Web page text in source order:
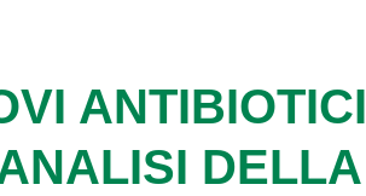
ANTIBIOTICI
DELLA